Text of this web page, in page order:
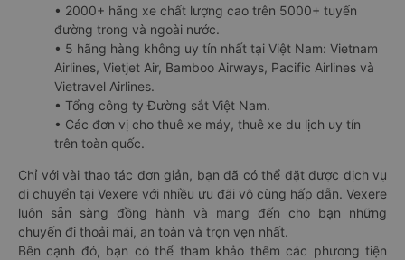
• 2000+ hãng xe chất lượng cao trên 5000+ tuyến
đường trong và ngoài nước.
• 5 hãng hàng không uy tín nhất tại Việt Nam: Vietnam
Airlines, Vietjet Air, Bamboo Airways, Pacific Airlines và
Vietravel Airlines.
• Tổng công ty Đường sắt Việt Nam.
• Các đơn vị cho thuê xe máy, thuê xe du lịch uy tín
trên toàn quốc.
Chỉ với vài thao tác đơn giản, bạn đã có thể đặt được dịch vụ
di chuyển tại Vexere với nhiều ưu đãi vô cùng hấp dẫn. Vexere
luôn sẵn sàng đồng hành và mang đến cho bạn những
chuyến đi thoải mái, an toàn và trọn vẹn nhất.
Bên cạnh đó, bạn có thể tham khảo thêm các phương tiện